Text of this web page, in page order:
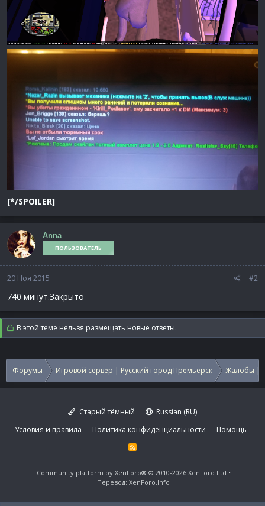
[*/SPOILER]
Anna
ПОЛЬЗОВАТЕЛЬ
20 Ноя 2015 #2
740 минут.Закрыто
В этой теме нельзя размещать новые ответы.
Форумы Игровой сервер | Русский город Премьерск Жалобы |
Старый тёмный
Russian (RU)
Условия и правила
Политика конфиденциальности Помощь
R
Community platform by XenForo® © 2010-2026 XenForo Ltd
Перевод: XenForo.Info